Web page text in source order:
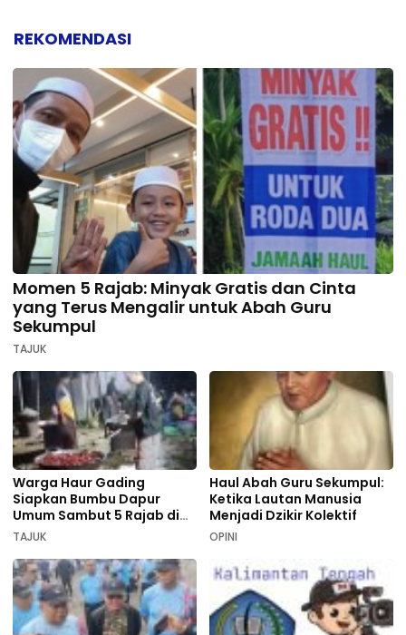
REKOMENDASI
Momen 5 Rajab: Minyak Gratis dan Cinta
yang Terus Mengalir untuk Abah Guru
Sekumpul
TAJUK
Warga Haur Gading
Siapkan Bumbu Dapur
Umum Sambut 5 Rajab di
Sekumpul
TAJUK
Haul Abah Guru Sekumpul:
Ketika Lautan Manusia
Menjadi Dzikir Kolektif
OPINI